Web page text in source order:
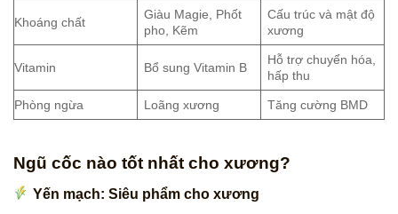
Khoáng chất
Giàu Magie, Phốt
pho, Kẽm
Cấu trúc và mật độ
xương
Vitamin Bổ sung Vitamin B
Hỗ trợ chuyển hóa,
hấp thu
Phòng ngừa Loãng xương Tăng cường BMD
Ngũ cốc nào tốt nhất cho xương?
Yến mạch: Siêu phẩm cho xương